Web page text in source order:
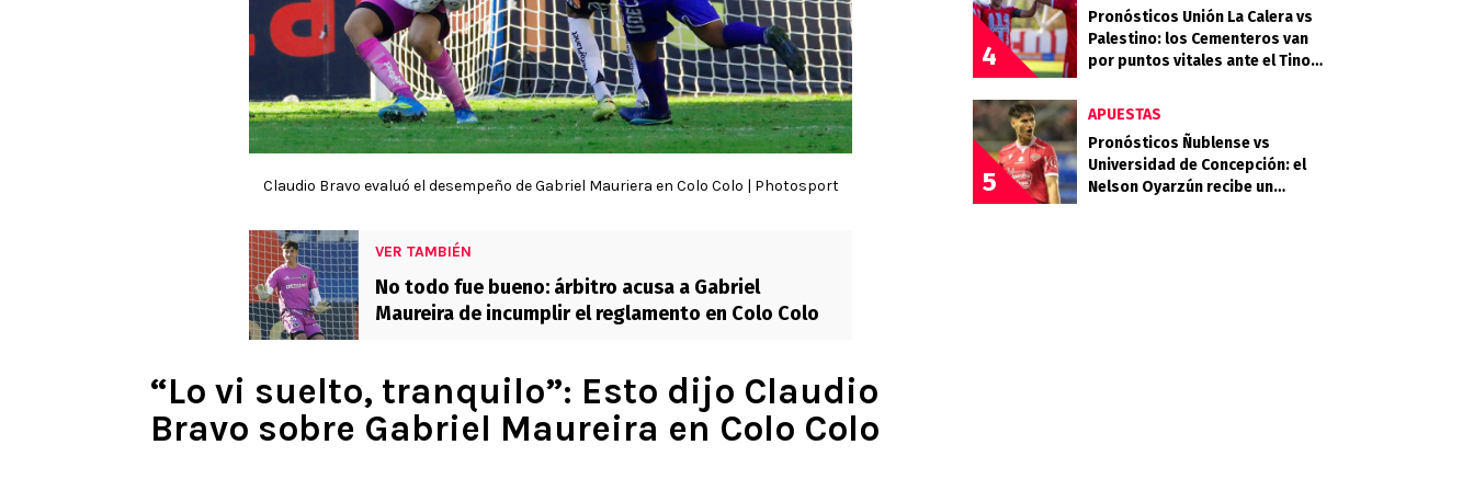
Claudio Bravo evaluó el desempeño de Gabriel Mauriera en Colo Colo | Photosport
VER TAMBIÉN
No todo fue bueno: árbitro acusa a Gabriel
Maureira de incumplir el reglamento en Colo Colo
“Lo vi suelto, tranquilo”: Esto dijo Claudio
Bravo sobre Gabriel Maureira en Colo Colo
4
Pronósticos Unión La Calera vs
Palestino: los Cementeros van
por puntos vitales ante el Tino
5
APUESTAS
Pronósticos Ñublense vs
Universidad de Concepción: el
Nelson Oyarzún recibe un